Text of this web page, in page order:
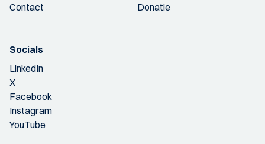
Contact
Donatie
Socials
LinkedIn
X
Facebook
Instagram
YouTube